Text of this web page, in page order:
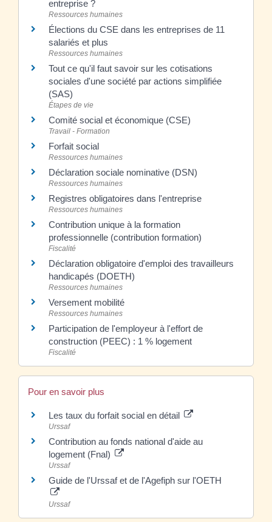
entreprise ?
Ressources humaines
Élections du CSE dans les entreprises de 11
salariés et plus
Ressources humaines
Tout ce qu'il faut savoir sur les cotisations
sociales d'une société par actions simplifiée
(SAS)
Étapes de vie
Comité social et économique (CSE)
Travail - Formation
Forfait social
Ressources humaines
Déclaration sociale nominative (DSN)
Ressources humaines
Registres obligatoires dans l'entreprise
Ressources humaines
Contribution unique à la formation
professionnelle (contribution formation)
Fiscalité
Déclaration obligatoire d'emploi des travailleurs
handicapés (DOETH)
Ressources humaines
Versement mobilité
Ressources humaines
Participation de l'employeur à l'effort de
construction (PEEC) : 1 % logement
Fiscalité
Pour en savoir plus
Les taux du forfait social en détail
Urssaf
Contribution au fonds national d'aide au
logement (Fnal)
Urssaf
Guide de l'Urssaf et de l'Agefiph sur l'OETH
Urssaf